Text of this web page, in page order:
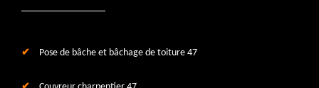
Pose de bâche et bâchage de toiture 47